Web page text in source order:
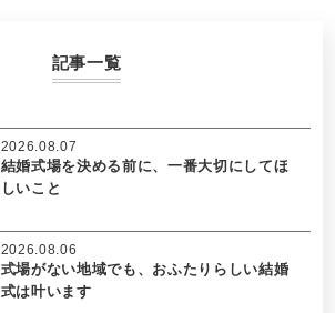
記事一覧
結婚式場を決める前に、一番大切にしてほ
しいこと
2026.08.07
式場がない地域でも、おふたりらしい結婚
式は叶います
2026.08.06